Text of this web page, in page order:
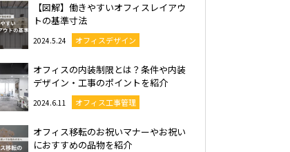
【図解】働きやすいオフィスレイアウ
トの基準寸法
2024.5.24 オフィスデザイン
オフィスの内装制限とは？条件や内装
デザイン・工事のポイントを紹介
2024.6.11 オフィス工事管理
オフィス移転のお祝いマナーやお祝い
におすすめの品物を紹介